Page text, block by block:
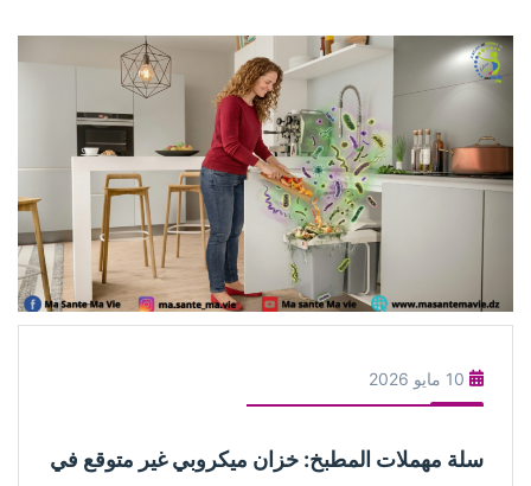
10 مايو 2026
سلة مهملات المطبخ: خزان ميكروبي غير متوقع في